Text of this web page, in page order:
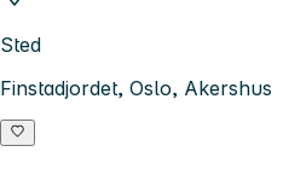
Sted
Finstadjordet, Oslo, Akershus